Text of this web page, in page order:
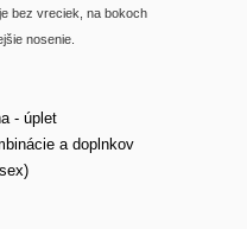
bez vreciek, na bokoch
nosenie.
- úplet
a doplnkov